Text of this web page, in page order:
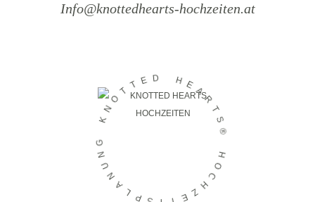
Info@knottedhearts-hochzeiten.at
K
N
O
T
T E D H E
A
R
T
S
®
H
O
C
H
Z
E
P
L
A
N
U
N
G